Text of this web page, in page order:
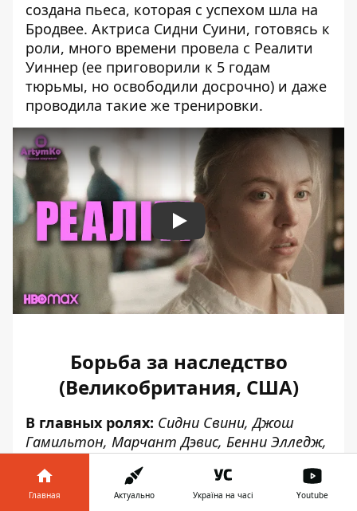
создана пьеса, которая с успехом шла на
Бродвее. Актриса Сидни Суини, готовясь к
роли, много времени провела с Реалити
Уиннер (ее приговорили к 5 годам
тюрьмы, но освободили досрочно) и даже
проводила такие же тренировки.
Play
Борьба за наследство
(Великобритания, США)
В главных ролях: Сидни Свини, Джош
Гамильтон, Марчант Дэвис, Бенни Элледж,
Черная комедия является проектом
Главная Актуально Україна на часі Youtube